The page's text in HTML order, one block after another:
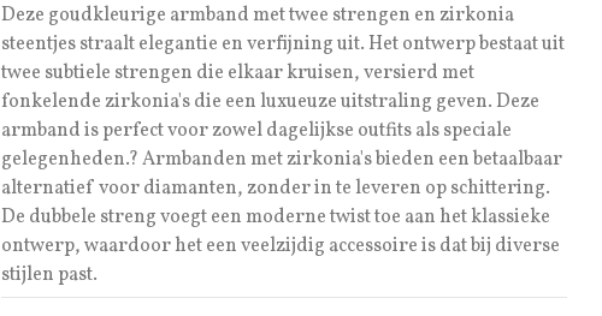
Deze goudkleurige armband met twee strengen en zirkonia
steentjes straalt elegantie en verfijning uit. Het ontwerp bestaat uit
twee subtiele strengen die elkaar kruisen, versierd met
fonkelende zirkonia's die een luxueuze uitstraling geven. Deze
armband is perfect voor zowel dagelijkse outfits als speciale
gelegenheden.?Armbanden met zirkonia's bieden een betaalbaar
alternatief voor diamanten, zonder in te leveren op schittering.
De dubbele streng voegt een moderne twist toe aan het klassieke
ontwerp, waardoor het een veelzijdig accessoire is dat bij diverse
stijlen past.